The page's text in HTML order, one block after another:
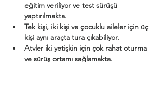
eğitim veriliyor ve test sürüşü
yaptırılmakta.
Tek kişi, iki kişi ve çocuklu aileler için üç
kişi aynı araçta tura çıkabiliyor.
Atvler iki yetişkin için çok rahat oturma
ve sürüş ortamı sağlamakta.